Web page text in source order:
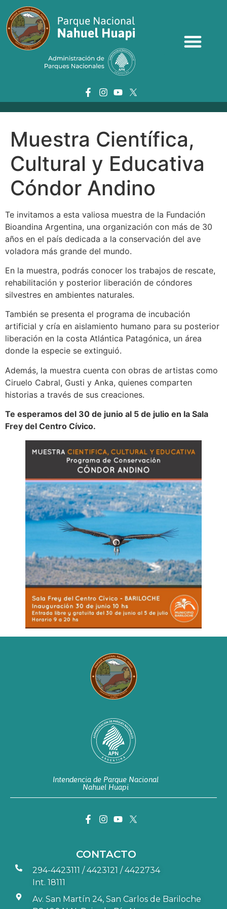
Muestra Científica,
Cultural y Educativa
Cóndor Andino
Te invitamos a esta valiosa muestra de la Fundación
Bioandina Argentina, una organización con más de 30
años en el país dedicada a la conservación del ave
voladora más grande del mundo.
En la muestra, podrás conocer los trabajos de rescate,
rehabilitación y posterior liberación de cóndores
silvestres en ambientes naturales.
También se presenta el programa de incubación
artificial y cría en aislamiento humano para su posterior
liberación en la costa Atlántica Patagónica, un área
donde la especie se extinguió.
Además, la muestra cuenta con obras de artistas como
Ciruelo Cabral, Gusti y Anka, quienes comparten
historias a través de sus creaciones.
Te esperamos del 30 de junio al 5 de julio en la Sala
Frey del Centro Cívico.
Intendencia de Parque Nacional
Nahuel Huapi
CONTACTO
294-4423111 / 4423121 / 4422734
Int. 18111
Av. San Martín 24, San Carlos de Bariloche